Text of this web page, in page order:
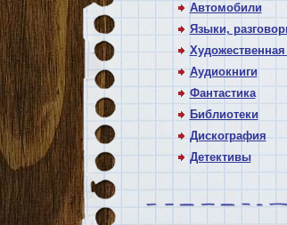
Автомобили
Языки,
Художественная
Аудиокниги
Фантастика
Библиотеки
Дискография
Детективы